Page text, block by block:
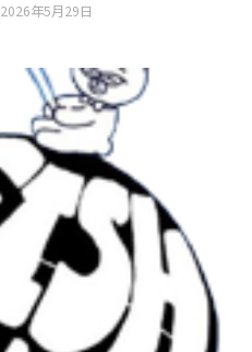
2026年5月29日